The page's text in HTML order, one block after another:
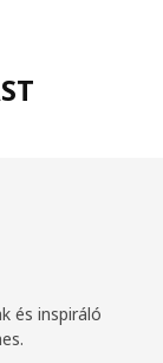
és inspiráló